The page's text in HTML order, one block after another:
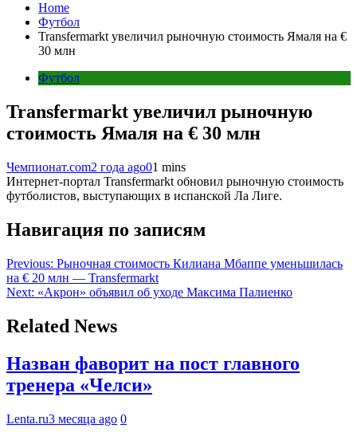
Home
Футбол
Transfermarkt увеличил рыночную стоимость Ямаля на €
30 млн
Футбол
Transfermarkt увеличил рыночную
стоимость Ямаля на € 30 млн
Чемпионат.com2 года ago01 mins
Интернет-портал Transfermarkt обновил рыночную стоимость
футболистов, выступающих в испанской Ла Лиге.
Навигация по записям
Previous: Рыночная стоимость Килиана Мбаппе уменьшилась
на € 20 млн — Transfermarkt
Next: «Акрон» объявил об уходе Максима Палиенко
Related News
Назван фаворит на пост главного
тренера «Челси»
Lenta.ru3 месяца ago 0